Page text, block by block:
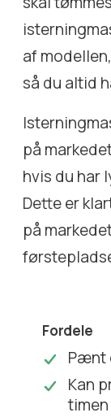
af
så du altid
på
hvis du har
Dette er
på
Fordele
Pænt
Kan
timen